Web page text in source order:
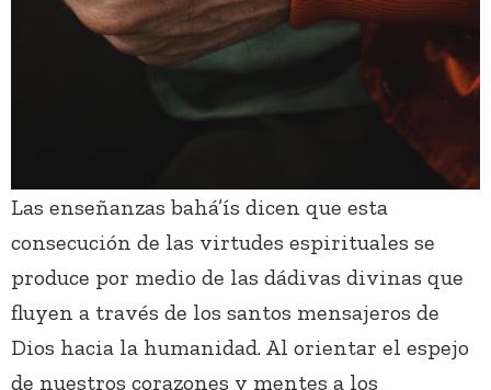
Las enseñanzas bahá’ís dicen que esta
consecución de las virtudes espirituales se
produce por medio de las dádivas divinas que
fluyen a través de los santos mensajeros de
Dios hacia la humanidad. Al orientar el espejo
de nuestros corazones y mentes a los